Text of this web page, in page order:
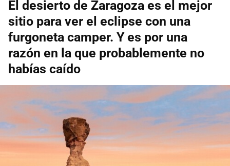
El desierto de Zaragoza es el mejor
sitio para ver el eclipse con una
furgoneta camper. Y es por una
razón en la que probablemente no
habías caído